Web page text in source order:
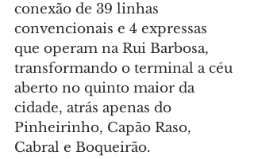
conexão de 39 linhas
convencionais e 4 expressas
que operam na Rui Barbosa,
transformando o terminal a céu
aberto no quinto maior da
cidade, atrás apenas do
Pinheirinho, Capão Raso,
Cabral e Boqueirão.